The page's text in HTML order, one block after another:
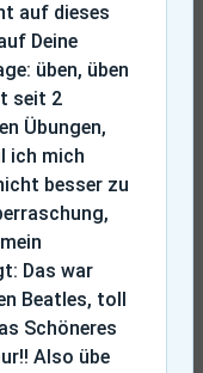
auf dieses
Deine
üben, üben
seit 2
Übungen,
ich mich
besser zu
Das war
Beatles, toll
Schöneres
Also übe